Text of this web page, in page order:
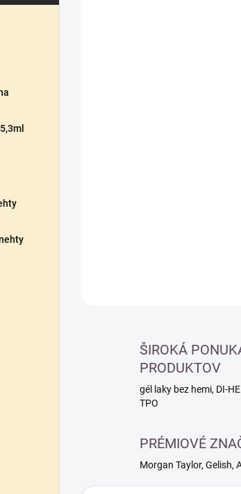
ŠIROKÁ
PRODUKTOV
gél laky bez hemi, DI-
TPO
PRÉMIOVÉ
Morgan Taylor, Gelish,